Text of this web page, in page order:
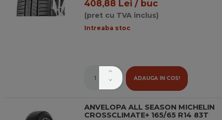
408,88 Lei / buc
(pret cu TVA inclus)
Intreaba stoc
ADAUGA IN COS!
ANVELOPA ALL SEASON MICHELIN
CROSSCLIMATE+ 165/65 R14 83T